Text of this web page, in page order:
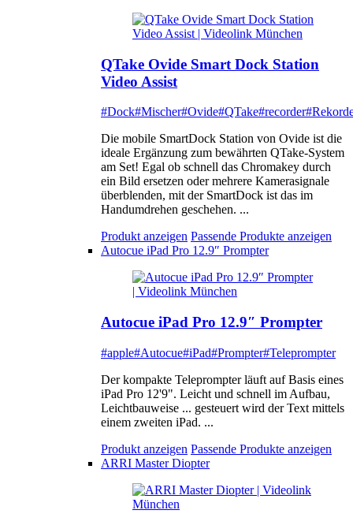
QTake Ovide Smart Dock Station
Video Assist
#Dock#Mischer#Ovide#QTake#recorder
Die mobile SmartDock Station von Ovide ist die
ideale Ergänzung zum bewährten QTake-System
am Set! Egal ob schnell das Chromakey durch
ein Bild ersetzen oder mehrere Kamerasignale
überblenden, mit der SmartDock ist das im
Handumdrehen geschehen. ...
Produkt anzeigen Passende Produkte anzeigen
Autocue iPad Pro 12.9″ Prompter
Autocue iPad Pro 12.9″ Prompter
#apple#Autocue#iPad#Prompter#Teleprompter
Der kompakte Teleprompter läuft auf Basis eines
iPad Pro 12'9". Leicht und schnell im Aufbau,
Leichtbauweise ... gesteuert wird der Text mittels
einem zweiten iPad. ...
Produkt anzeigen Passende Produkte anzeigen
ARRI Master Diopter